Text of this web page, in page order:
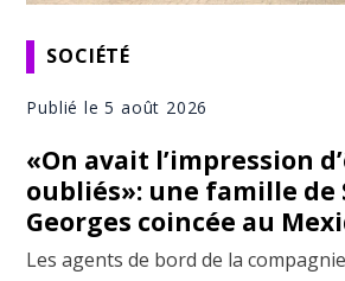
SOCIÉTÉ
Publié le 5 août 2026
«On avait l’impression
oubliés»: une famille de
Georges coincée au
Les agents de bord de la